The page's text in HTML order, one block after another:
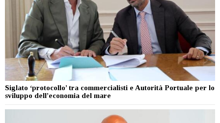
Siglato ‘protocollo’ tra commercialisti e Autorità Portuale per lo
sviluppo dell’economia del mare